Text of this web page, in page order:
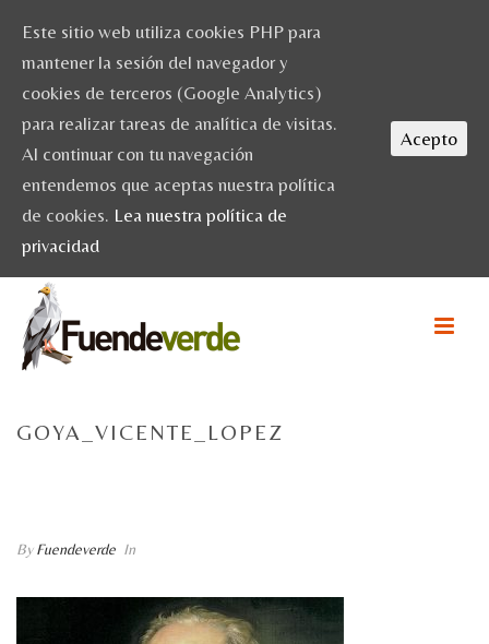
GOYA_VICENTE_LOPEZ
ByFuendeverde In
Este sitio web utiliza cookies PHP para
mantener la sesión del navegador y
cookies de terceros (Google Analytics)
para realizar tareas de analítica de visitas.
Al continuar con tu navegación
entendemos que aceptas nuestra política
de cookies. Lea nuestra política de
privacidad
Acepto